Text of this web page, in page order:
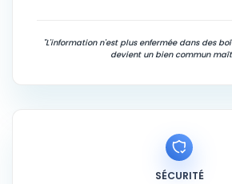
"L'information n'est plus enfermée dans des
devient un bien commun
SÉCURITÉ